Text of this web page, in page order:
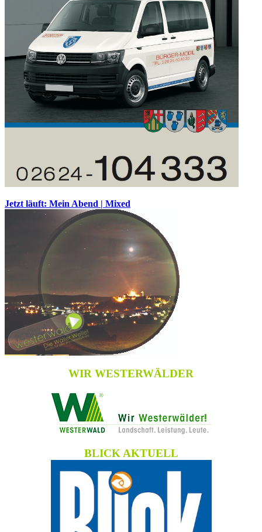
Jetzt läuft: Mein Abend | Mixed
WIR WESTERWÄLDER
BLICK AKTUELL